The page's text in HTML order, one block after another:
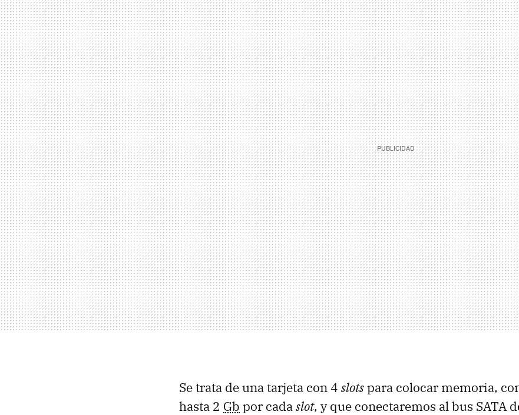
Se trata de una tarjeta con 4 slotspara colocar memoria,
hasta 2 Gb por cadaslot, y que conectaremos al bus SATA